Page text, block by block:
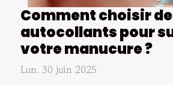
Comment choisir
autocollants pour
votre manucure ?
Lun. 30 juin 2025